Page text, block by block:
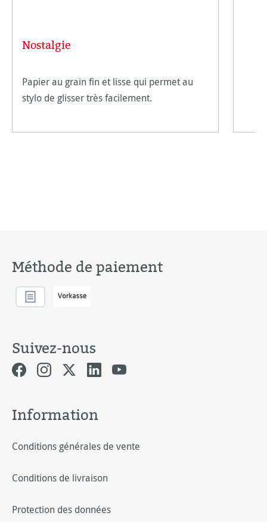
Nostalgie
Papier au grain fin et lisse qui permet au
stylo de glisser très facilement.
Méthode de paiement
Suivez-nous
Information
Conditions générales de vente
Conditions de livraison
Protection des données